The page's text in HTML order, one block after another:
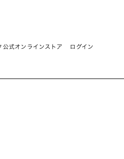
公式オンラインストア ログイン